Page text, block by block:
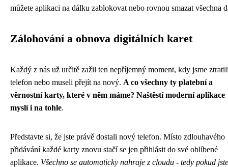
můžete aplikaci na dálku zablokovat nebo rovnou smazat všechna
Zálohování a obnova digitálních karet
Každý z nás už určitě zažil ten nepříjemný moment, kdy jsme
telefon nebo museli přejít na nový. A co všechny ty platební a
věrnostní karty, které v něm máme? Naštěstí moderní aplikace
myslí i na tohle.
Představte si, že jste právě dostali nový telefon. Místo zdlouhavého
přidávání každé karty znovu stačí se jen přihlásit do své oblíbené
aplikace. Všechno se automaticky nahraje z cloudu - tedy pokud jste